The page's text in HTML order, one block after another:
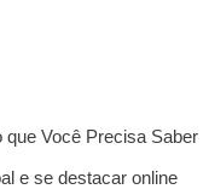
que Você Precisa Saber
e se destacar online